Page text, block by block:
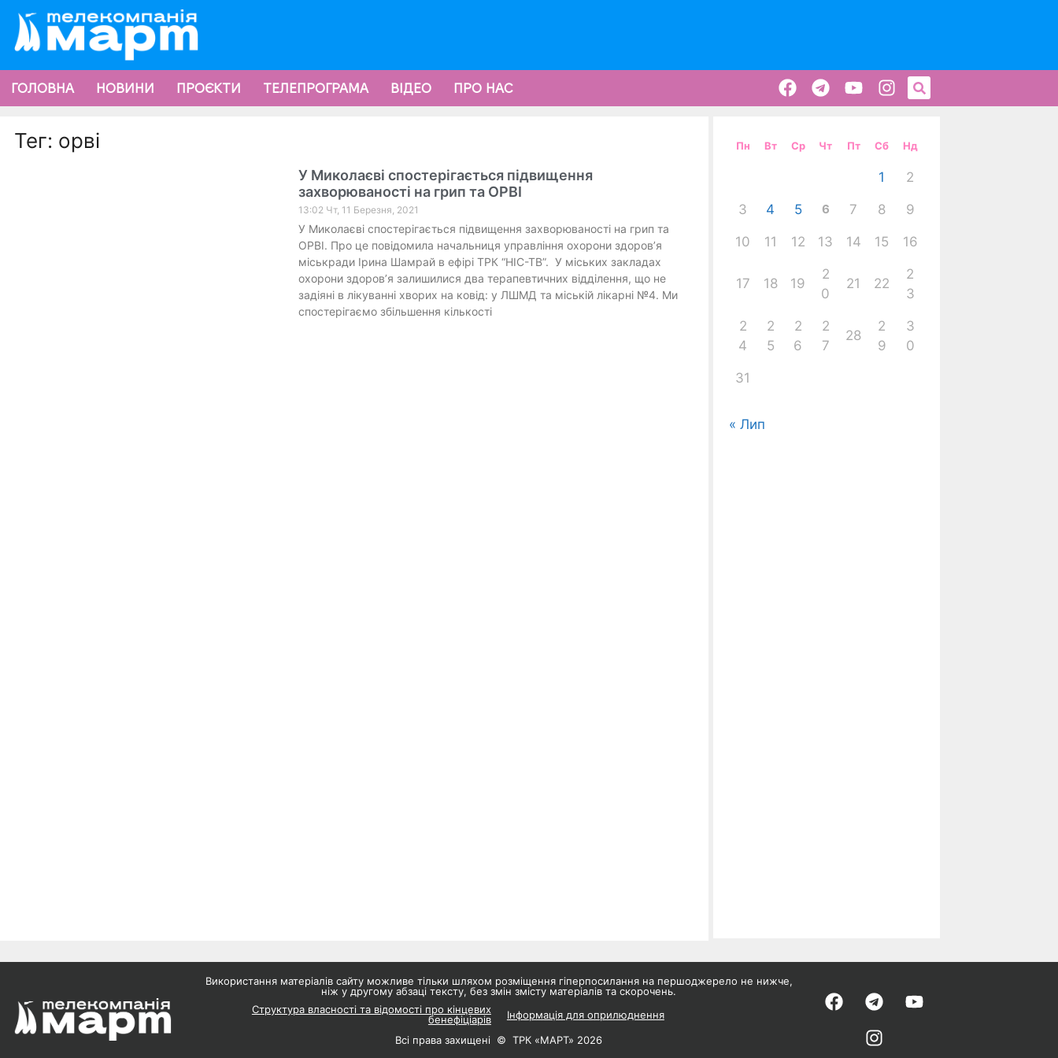
ГОЛОВНА НОВИНИ ПРОЄКТИ ТЕЛЕПРОГРАМА ВІДЕО ПРО НАС
Тег: орві
У Миколаєві спостерігається підвищення
захворюваності на грип та ОРВІ
13:02 Чт, 11 Березня, 2021
У Миколаєві спостерігається підвищення захворюваності на грип та
ОРВІ. Про це повідомила начальниця управління охорони здоров’я
міськради Ірина Шамрай в ефірі ТРК “НІС-ТВ”. У міських закладах
охорони здоров’я залишилися два терапевтичних відділення, що не
задіяні в лікуванні хворих на ковід: у ЛШМД та міській лікарні №4. Ми
спостерігаємо збільшення кількості
Пн Вт Ср Чт Пт Сб Нд
1 2
3 4 5 6 7 8 9
10 11 12 13 14 15 16
17 18 19
2
0
21 22
2
3
2
4
2
5
2
6
2
7
28
2
9
3
0
31
« Лип
Використання матеріалів сайту можливе тільки шляхом розміщення гіперпосилання на першоджерело не нижче,
ніж у другому абзаці тексту, без змін змісту матеріалів та скорочень.
Структура власності та відомості про кінцевих
бенефіціарів
Інформація для оприлюднення
Всі права захищені © ТРК «МАРТ» 2026